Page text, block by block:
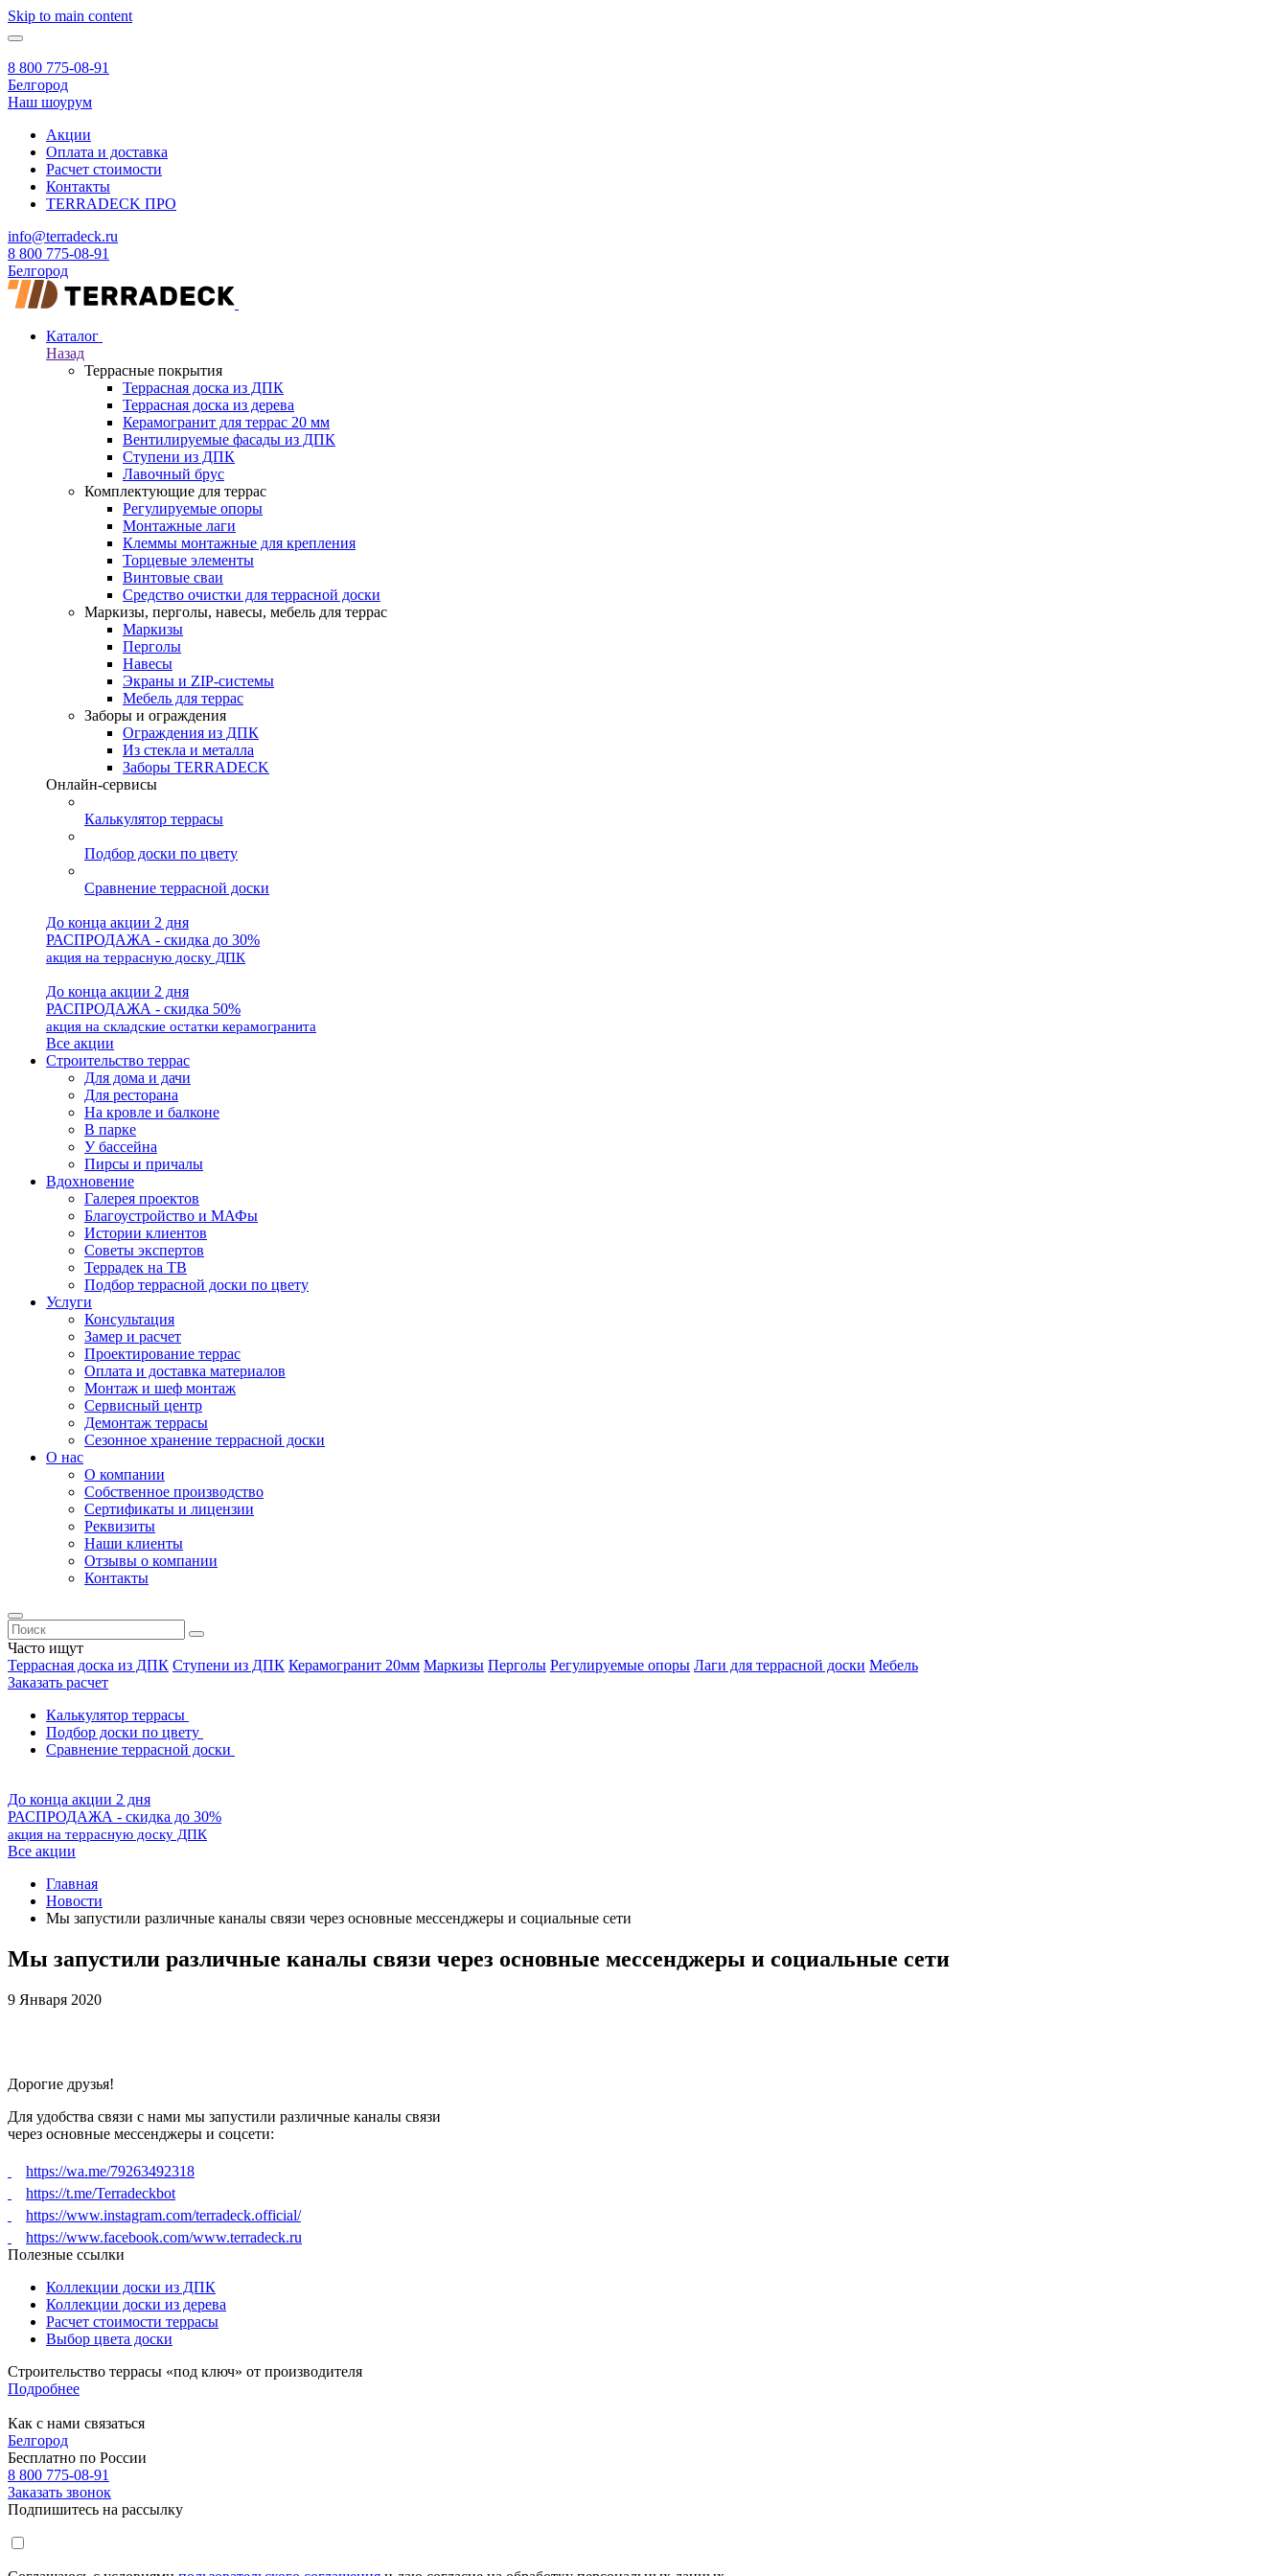
Skip to main content
8 800 775-08-91
Белгород
Наш шоурум
Акции
Оплата и доставка
Расчет стоимости
Контакты
TERRADECK ПРО
info@terradeck.ru
8 800 775-08-91
Белгород
Каталог
Назад
Террасные покрытия
Террасная доска из ДПК
Террасная доска из дерева
Керамогранит для террас 20 мм
Вентилируемые фасады из ДПК
Ступени из ДПК
Лавочный брус
Комплектующие для террас
Регулируемые опоры
Монтажные лаги
Клеммы монтажные для крепления
Торцевые элементы
Винтовые сваи
Средство очистки для террасной доски
Маркизы, перголы, навесы, мебель для террас
Маркизы
Перголы
Навесы
Экраны и ZIP-системы
Мебель для террас
Заборы и ограждения
Ограждения из ДПК
Из стекла и металла
Заборы TERRADECK
Онлайн-сервисы
Калькулятор террасы
Подбор доски по цвету
Сравнение террасной доски
До конца акции 2 дня
РАСПРОДАЖА - скидка до 30%
акция на террасную доску ДПК
До конца акции 2 дня
РАСПРОДАЖА - скидка 50%
акция на складские остатки керамогранита
Все акции
Строительство террас
Для дома и дачи
Для ресторана
На кровле и балконе
В парке
У бассейна
Пирсы и причалы
Вдохновение
Галерея проектов
Благоустройство и МАФы
Истории клиентов
Советы экспертов
Террадек на ТВ
Подбор террасной доски по цвету
Услуги
Консультация
Замер и расчет
Проектирование террас
Оплата и доставка материалов
Монтаж и шеф монтаж
Сервисный центр
Демонтаж террасы
Сезонное хранение террасной доски
О нас
О компании
Собственное производство
Сертификаты и лицензии
Реквизиты
Наши клиенты
Отзывы о компании
Контакты
Часто ищут
Террасная доска из ДПК Ступени из ДПК Керамогранит 20мм Маркизы Перголы Регулируемые опоры Лаги для террасной доски Мебель
Заказать расчет
Калькулятор террасы
Подбор доски по цвету
Сравнение террасной доски
До конца акции 2 дня
РАСПРОДАЖА - скидка до 30%
акция на террасную доску ДПК
Все акции
Главная
Новости
Мы запустили различные каналы связи через основные мессенджеры и социальные сети
Мы запустили различные каналы связи через основные мессенджеры и социальные сети
9 Января 2020
Дорогие друзья!
Для удобства связи с нами мы запустили различные каналы связи
через основные мессенджеры и соцсети:
https://wa.me/79263492318
https://t.me/Terradeckbot
https://www.instagram.com/terradeck.official/
https://www.facebook.com/www.terradeck.ru
Полезные ссылки
Коллекции доски из ДПК
Коллекции доски из дерева
Расчет стоимости террасы
Выбор цвета доски
Строительство террасы «под ключ» от производителя
Подробнее
Как с нами связаться
Белгород
Бесплатно по России
8 800 775-08-91
Заказать звонок
Подпишитесь на рассылку